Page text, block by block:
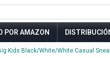
POR AMAZON
Kids Black/White/White Casual